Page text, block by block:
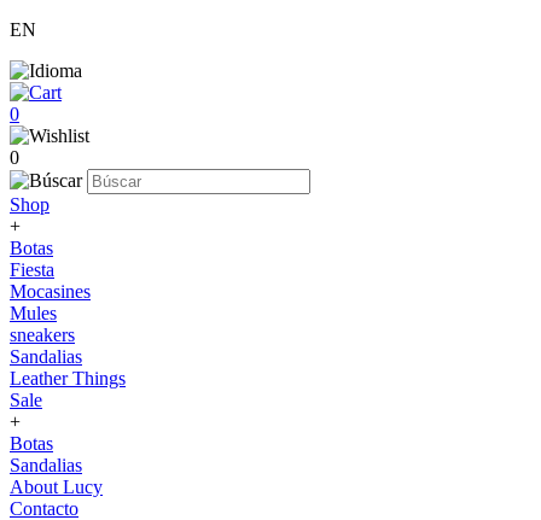
EN
0
0
Shop
+
Botas
Fiesta
Mocasines
Mules
sneakers
Sandalias
Leather Things
Sale
+
Botas
Sandalias
About Lucy
Contacto